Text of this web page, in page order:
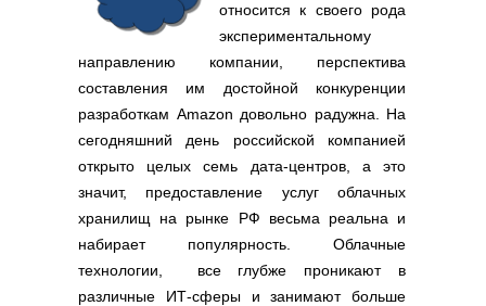
относится к своего рода
экспериментальному
направлению компании, перспектива
составления им достойной конкуренции
разработкам Amazon довольно радужна. На
сегодняшний день российской компанией
открыто целых семь дата-центров, а это
значит, предоставление услуг облачных
хранилищ на рынке РФ весьма реальна и
набирает популярность. Облачные
технологии, все глубже проникают в
различные ИТ-сферы и занимают больше